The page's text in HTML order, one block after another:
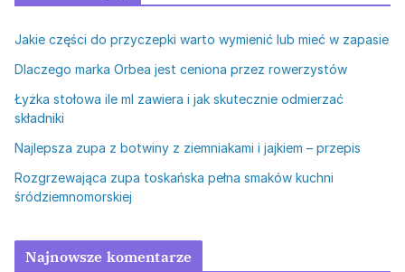
Jakie części do przyczepki warto wymienić lub mieć w zapasie
Dlaczego marka Orbea jest ceniona przez rowerzystów
Łyżka stołowa ile ml zawiera i jak skutecznie odmierzać
składniki
Najlepsza zupa z botwiny z ziemniakami i jajkiem – przepis
Rozgrzewająca zupa toskańska pełna smaków kuchni
śródziemnomorskiej
Najnowsze komentarze